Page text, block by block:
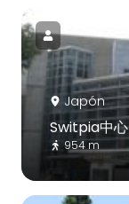
Japón
Switpia中心
954 m